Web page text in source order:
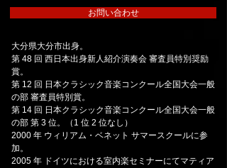
お問い合わせ
大分県大分市出身。
第 48 回 西日本出身新人紹介演奏会 審査員特別奨励
賞。
第 12 回 日本クラシック音楽コンクール全国大会一般
の部 審査員特別賞。
第 14 回 日本クラシック音楽コンクール全国大会一般
の部 第 3 位。（1 位 2 位なし）
2000 年 ウィリアム・ベネット サマースクールに参
加。
2005 年 ドイツにおける室内楽セミナーにてマティア